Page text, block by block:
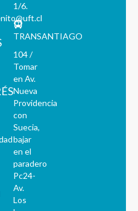
1/6.
TRANSANTIAGO
104 /
Tomar
en Av.
Nueva
Providencia
con
Suecia,
bajar
en el
paradero
Pc24-
Av.
Los